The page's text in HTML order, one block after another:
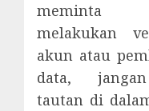
meminta
melakukan
akun atau
data,
tautan di